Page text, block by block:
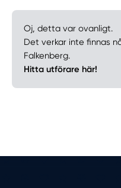
Oj, detta var ovanligt.
Det verkar inte finnas
Falkenberg.
Hitta utförare här!